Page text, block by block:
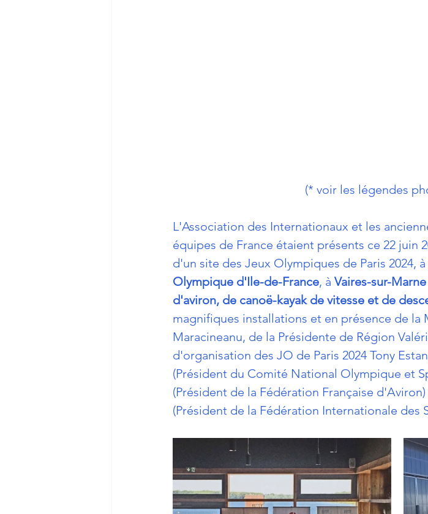
(* voir les légendes
L'Association des Internationaux et les
équipes de France étaient présents ce 22 juin
d'un site des Jeux Olympiques de Paris 2024,
Olympique d'Ile-de-France, à Vaires-sur-
d'aviron, de canoë-kayak de vitesse et de
magnifiques installations et en présence de la
Maracineanu, de la Présidente de Région
d'organisation des JO de Paris 2024 Tony
(Président du Comité National Olympique et
(Président de la Fédération Française
(Président de la Fédération Internationale des